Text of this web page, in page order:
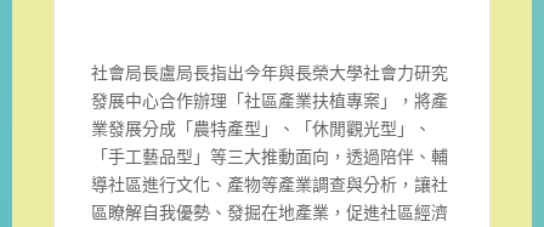
社會局長盧局長指出今年與長榮大學社會力研究
發展中心合作辦理「社區產業扶植專案」，將產
業發展分成「農特產型」、「休閒觀光型」、
「手工藝品型」等三大推動面向，透過陪伴、 輔
導社區進行文化、產物等產業調查與分析，讓社
區瞭解自我優勢、 發掘在地產業，促進社區經濟